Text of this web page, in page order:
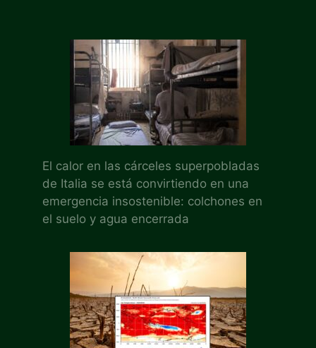
El calor en las cárceles superpobladas
de Italia se está convirtiendo en una
emergencia insostenible: colchones en
el suelo y agua encerrada